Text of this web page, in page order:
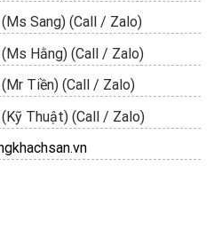
(Ms Sang) (Call / Zalo)
(Ms Hằng) (Call / Zalo)
(Mr Tiền) (Call / Zalo)
(Kỹ Thuật) (Call / Zalo)